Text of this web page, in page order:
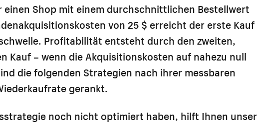
einen Shop mit einem durchschnittlichen Bestellwert
von 25 $ erreicht der erste Kauf
Profitabilität entsteht durch den zweiten,
Kauf – wenn die Akquisitionskosten auf nahezu null
die folgenden Strategien nach ihrer messbaren
gerankt.
noch nicht optimiert haben, hilft Ihnen unser